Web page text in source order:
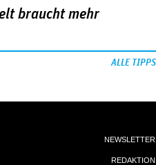
braucht mehr
ALLE TIPPS
NEWSLETTER
REDAKTION